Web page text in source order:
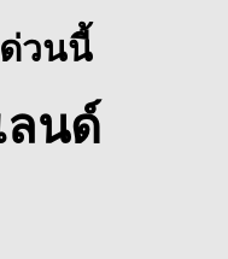
วนนี้
นด์